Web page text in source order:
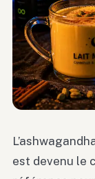
est devenu le